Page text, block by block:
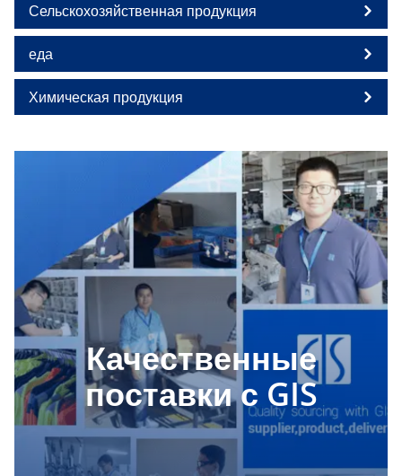
Сельскохозяйственная продукция
еда
Химическая продукция
Качественные
поставки с GIS